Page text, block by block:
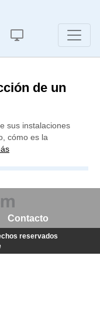
de un
sus instalaciones
cómo es la
Contacto
reservados